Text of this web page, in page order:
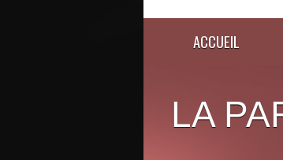
ACCUEIL
LA